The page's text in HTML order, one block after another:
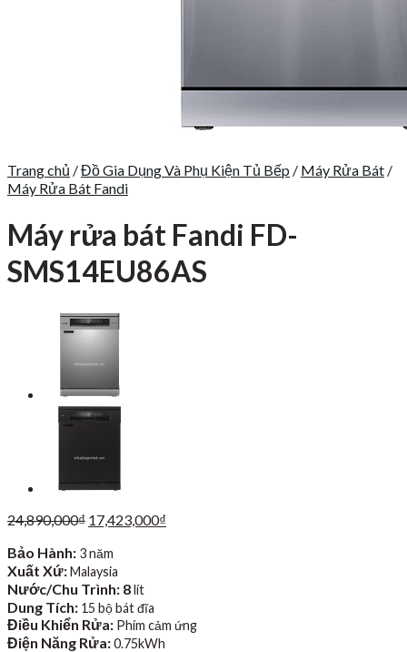
Trang chủ /Đồ Gia Dụng Và Phụ Kiện Tủ Bếp / Máy Rửa Bát /
Máy Rửa Bát Fandi
Máy rửa bát Fandi FD-
SMS14EU86AS
24,890,000₫ Giá
là:
24,890,000₫.
17,423,000₫
Bảo Hành: 3 năm
Xuất Xứ:Malaysia
Nước/Chu Trình: 8lít
Dung Tích: 15 bộ bát đĩa
Điều Khiển Rửa: Phím cảm ứng
Điện Năng Rửa:0.75kWh